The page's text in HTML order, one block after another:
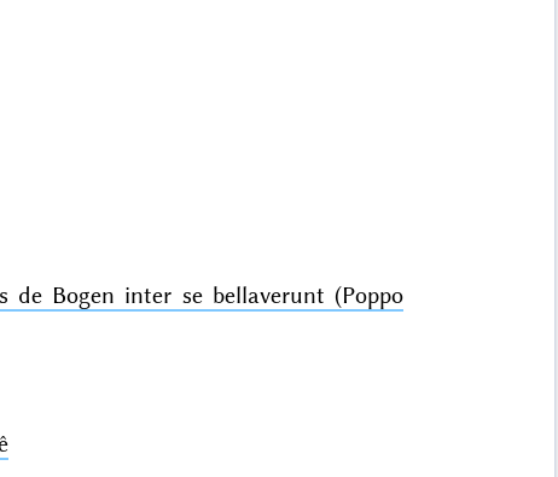
Bogen inter se bellaverunt (Poppo